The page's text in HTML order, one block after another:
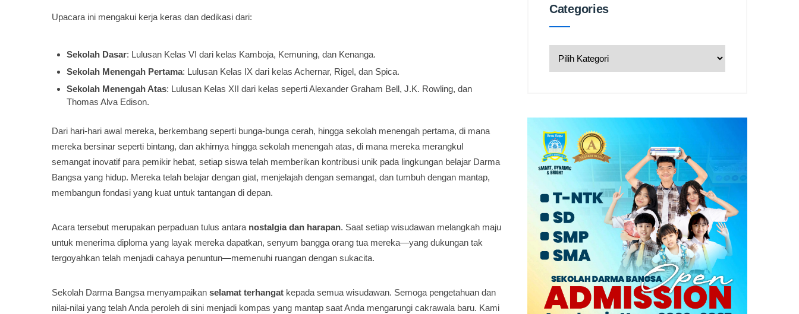
Upacara ini mengakui kerja keras dan dedikasi dari:
Sekolah Dasar: Lulusan Kelas VI dari kelas Kamboja, Kemuning, dan Kenanga.
Sekolah Menengah Pertama: Lulusan Kelas IX dari kelas Achernar, Rigel, dan Spica.
Sekolah Menengah Atas: Lulusan Kelas XII dari kelas seperti Alexander Graham Bell, J.K. Rowling, dan
Thomas Alva Edison.
Dari hari-hari awal mereka, berkembang seperti bunga-bunga cerah, hingga sekolah menengah pertama, di mana
mereka bersinar seperti bintang, dan akhirnya hingga sekolah menengah atas, di mana mereka merangkul
semangat inovatif para pemikir hebat, setiap siswa telah memberikan kontribusi unik pada lingkungan belajar Darma
Bangsa yang hidup. Mereka telah belajar dengan giat, menjelajah dengan semangat, dan tumbuh dengan mantap,
membangun fondasi yang kuat untuk tantangan di depan.
Acara tersebut merupakan perpaduan tulus antara nostalgia dan harapan. Saat setiap wisudawan melangkah maju
untuk menerima diploma yang layak mereka dapatkan, senyum bangga orang tua mereka—yang dukungan tak
tergoyahkan telah menjadi cahaya penuntun—memenuhi ruangan dengan sukacita.
Sekolah Darma Bangsa menyampaikan selamat terhangat kepada semua wisudawan. Semoga pengetahuan dan
nilai-nilai yang telah Anda peroleh di sini menjadi kompas yang mantap saat Anda mengarungi cakrawala baru. Kami
Categories